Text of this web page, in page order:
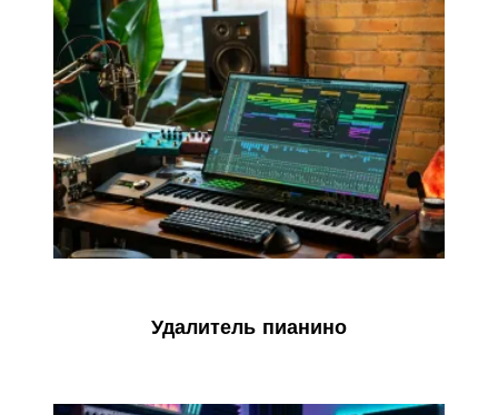
Удалитель пианино